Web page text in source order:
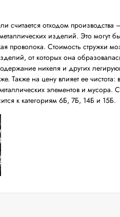
считается отходом производства
изделий. Это могут
проволока. Стоимость стружки
от которых она
никеля и других
Также на цену влияет ее чистота:
элементов и мусора.
к категориям 6Б, 7Б, 14Б и 15Б.